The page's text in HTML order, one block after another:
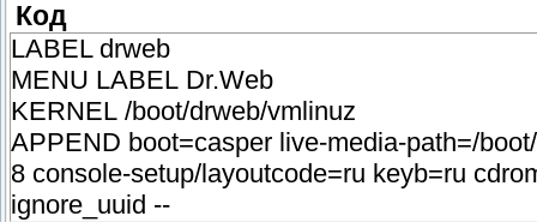
Код
LABEL drweb
MENU LABEL Dr.Web
KERNEL /boot/drweb/vmlinuz
APPEND boot=casper live-media-path=/
8 console-setup/layoutcode=ru keyb=ru
ignore_uuid --